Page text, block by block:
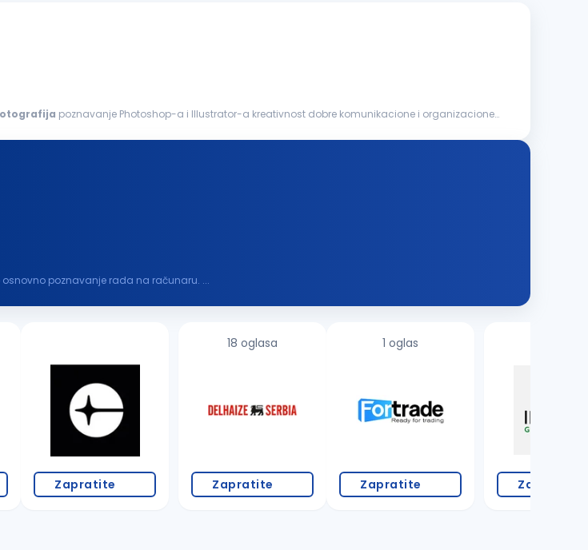
poznavanje Photoshop-a i Illustrator-a kreativnost dobre komunikacione i organizacione
poznavanje rada na računaru. ...
Zapratite
18 oglasa
Zapratite
1 oglas
Zapratite Zapratite